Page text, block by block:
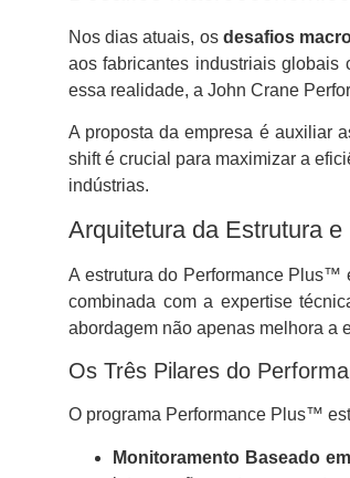
Nos dias atuais, os desafios
aos fabricantes industriais globais
essa realidade, a John Crane
A proposta da empresa é auxiliar
shift é crucial para maximizar a
indústrias.
Arquitetura da Estrutura
A estrutura do Performance Plus™
combinada com a expertise
abordagem não apenas melhora a
Os Três Pilares do
O programa Performance Plus™
Monitoramento Baseado